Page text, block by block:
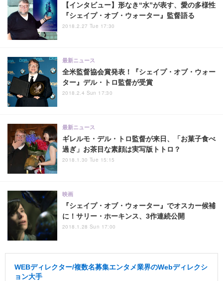
【インタビュー】形なき“水”が表す、愛の多様性
『シェイプ・オブ・ウォーター』監督語る
2018.2.27 Tue 17:30
全米監督協会賞発表！『シェイプ・オブ・ウォー
ター』デル・トロ監督が受賞
最新ニュース
2018.2.4 Sun 17:30
ギレルモ・デル・トロ監督が来日、「お菓子食べ
過ぎ」お茶目な素顔は実写版トトロ？
最新ニュース
2018.1.30 Tue 15:15
『シェイプ・オブ・ウォーター』でオスカー候補
に！サリー・ホーキンス、3作連続公開
映画
2018.1.28 Sun 17:00
WEBディレクター/複数名募集エンタメ業界のWebディレクシ
ョン大手